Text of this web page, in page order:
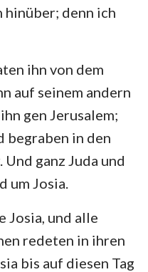
hinüber; denn ich
ihn von dem
auf seinem andern
gen Jerusalem;
begraben in den
ganz Juda und
um Josia.
Josia, und alle
redeten in ihren
bis auf diesen Tag